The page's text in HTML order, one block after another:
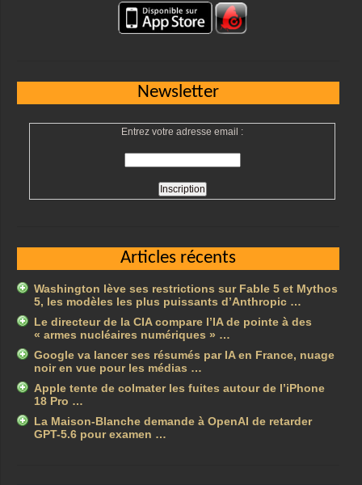
Newsletter
Entrez votre adresse email :
Articles récents
Washington lève ses restrictions sur Fable 5 et Mythos
5, les modèles les plus puissants d’Anthropic …
Le directeur de la CIA compare l’IA de pointe à des
« armes nucléaires numériques » …
Google va lancer ses résumés par IA en France, nuage
noir en vue pour les médias …
Apple tente de colmater les fuites autour de l’iPhone
18 Pro …
La Maison-Blanche demande à OpenAI de retarder
GPT-5.6 pour examen …